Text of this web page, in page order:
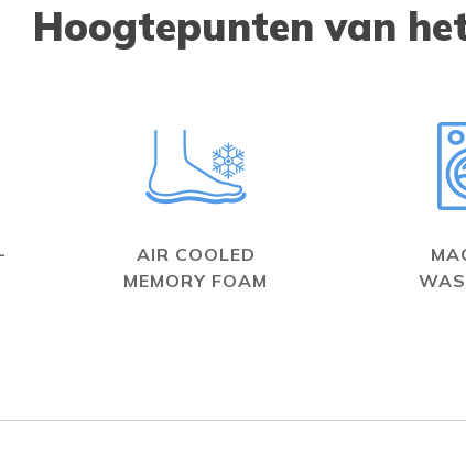
Hoogtepunten van
AIR COOLED
MEMORY FOAM